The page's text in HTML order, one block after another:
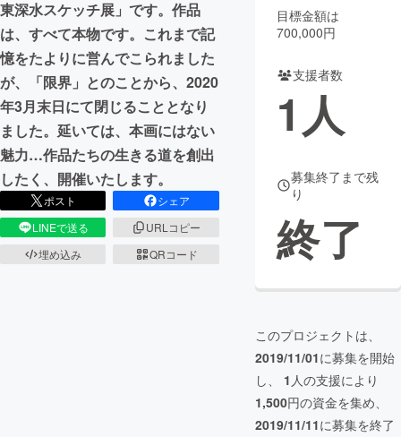
まちづくり・地域活性化
CAMPFIRE for Social Good CAMPFIRE Creation
CAMPFIREふるさと納税
コミュニティ
東深水スケッチ展」です。作品
は、すべて本物です。これまで記
憶をたよりに営んでこられました
が、「限界」とのことから、2020
年3月末日にて閉じることとなり
ました。延いては、本画にはない
魅力…作品たちの生きる道を創出
したく、開催いたします。
ポスト
シェア
LINEで送る
URLコピー
埋め込み
QRコード
目標金額は
700,000円
支援者数
1人
募集終了まで残
り
終了
このプロジェクトは、
2019/11/01に募集を開始
し、 1 人の支援により
1,500円の資金を集め、
2019/11/11に募集を終了